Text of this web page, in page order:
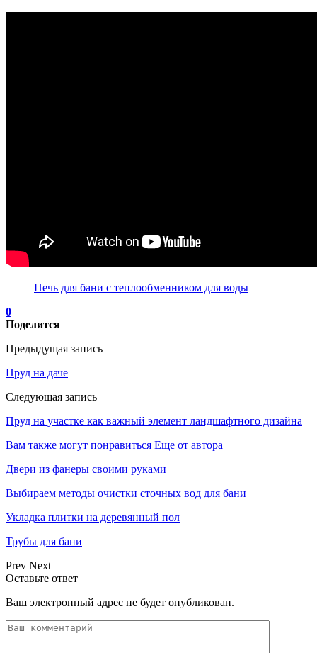
Печь для бани с теплообменником для воды
0
Поделится
Предыдущая запись
Пруд на даче
Следующая запись
Пруд на участке как важный элемент ландшафтного дизайна
Вам также могут понравиться Еще от автора
Двери из фанеры своими руками
Выбираем методы очистки сточных вод для бани
Укладка плитки на деревянный пол
Трубы для бани
Prev Next
Оставьте ответ
Ваш электронный адрес не будет опубликован.